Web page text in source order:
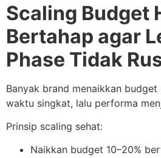
Scaling Budget
Bertahap agar
Phase Tidak
Banyak brand menaikkan
waktu singkat, lalu performa
Prinsip scaling sehat:
Naikkan budget 10–20%